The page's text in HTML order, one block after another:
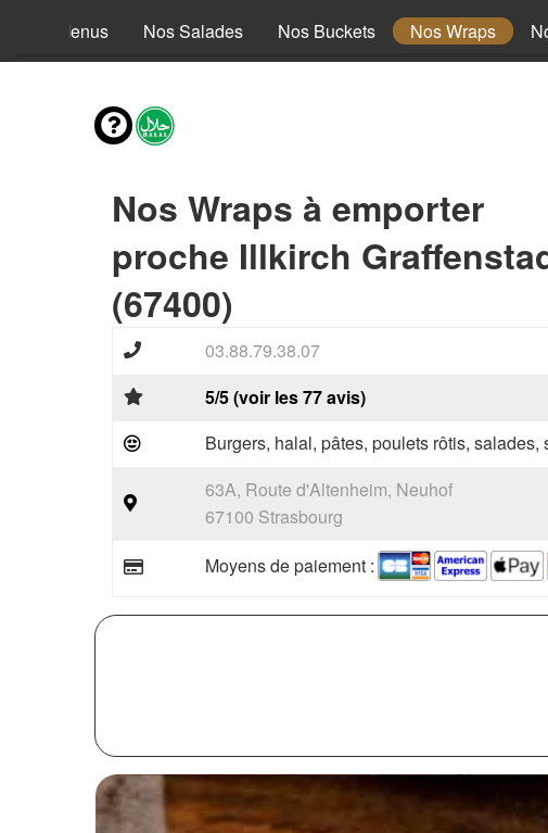
Nos Menus Nos Salades Nos Buckets Nos Wraps
Nos Wraps à emporter
proche Illkirch
(67400)
03.88.79.38.07
5/5 (voir les 77 avis)
Burgers, halal, pâtes, poulets rôtis,
63A, Route d'Altenheim, Neuhof
67100 Strasbourg
Moyens de paiement :